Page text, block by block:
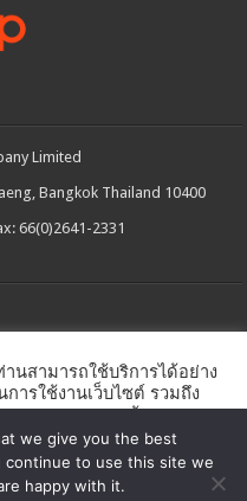
Limited
Bangkok Thailand 10400
66(0)2641-2331
ศ
นสามารถใช้บริการได้อย่าง
ารใช้งานเว็บไซต์ รวมถึง
าตรงตามความต้องการ
อียดเพิ่มเติมได้ใน นโยบาย
we give you the best
to use this site we
happy with it.